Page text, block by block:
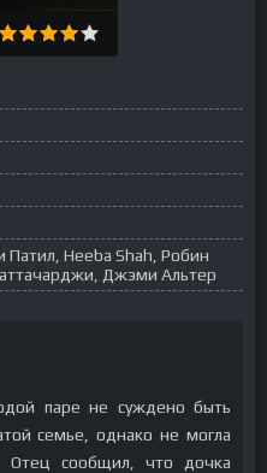
Патил, Heeba Shah, Робин
Джэми Альтер
паре не суждено быть
семье, однако не могла
сообщил, что дочка